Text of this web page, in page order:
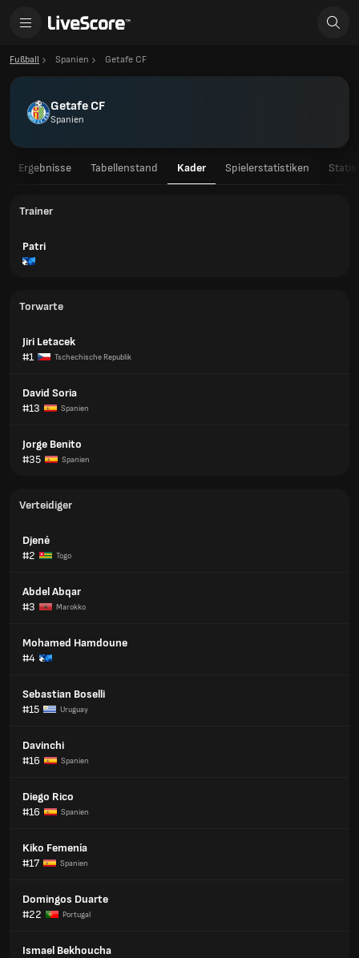
Fußball Spanien Getafe CF
Getafe CF
Spanien
Ergebnisse Tabellenstand Kader Spielerstatistiken
Trainer
Patri
Torwarte
Jiri Letacek
#1
Tschechische Republik
David Soria
#13
Spanien
Jorge Benito
#35
Spanien
Verteidiger
Djené
#2
Togo
Abdel Abqar
#3
Marokko
Mohamed Hamdoune
#4
Sebastian Boselli
#15
Uruguay
Davinchi
#16
Spanien
Diego Rico
#16
Spanien
Kiko Femenía
#17
Spanien
Domingos Duarte
#22
Portugal
Ismael Bekhoucha